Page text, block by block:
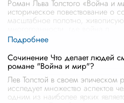
Роман Льва Толстого «Война и
историческое повествование о
масштабное полотно,
Сочинение Что делает людей
романе "Война и мир"?
Лев Толстой в своем
исследует множество аспектов
одним из наиболее ярких